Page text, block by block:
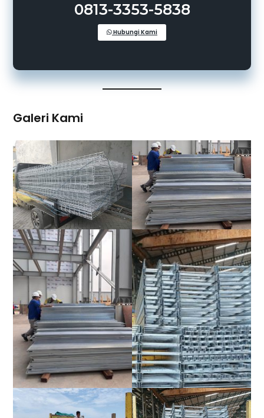
0813-3353-5838
Hubungi Kami
Galeri Kami